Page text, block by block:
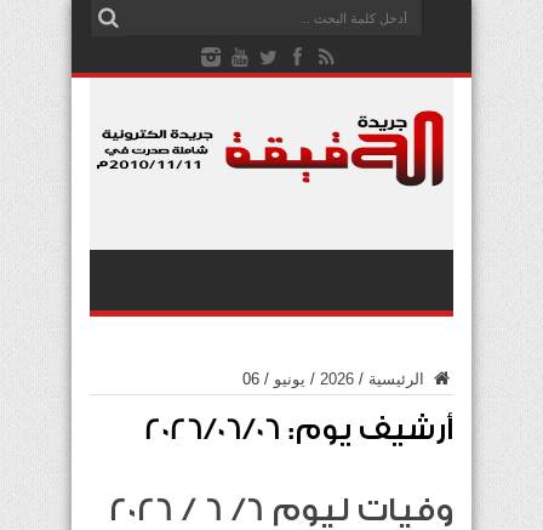
الرئيسية /
2026
/ يونيو /
06
أرشيف يوم: 2026/06/06
وفيات ليوم 6/ 6 / 2026